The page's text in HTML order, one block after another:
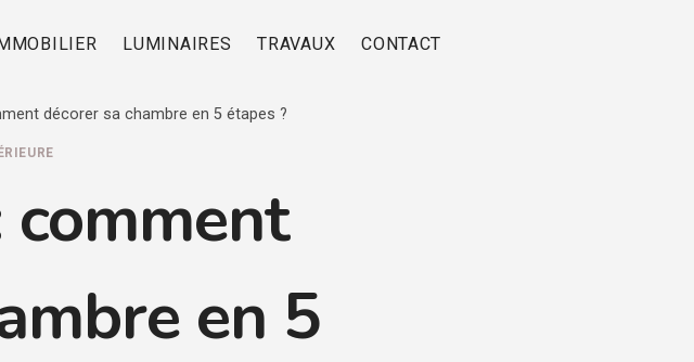
LUMINAIRES TRAVAUX CONTACT
décorer sa chambre en 5 étapes ?
en 5